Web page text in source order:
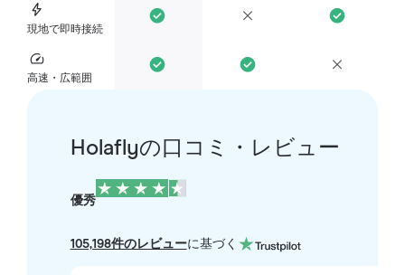
現地で即時接続
高速・広範囲
Holaflyの口コミ・レビュー
優秀
105,198件のレビューに基づく